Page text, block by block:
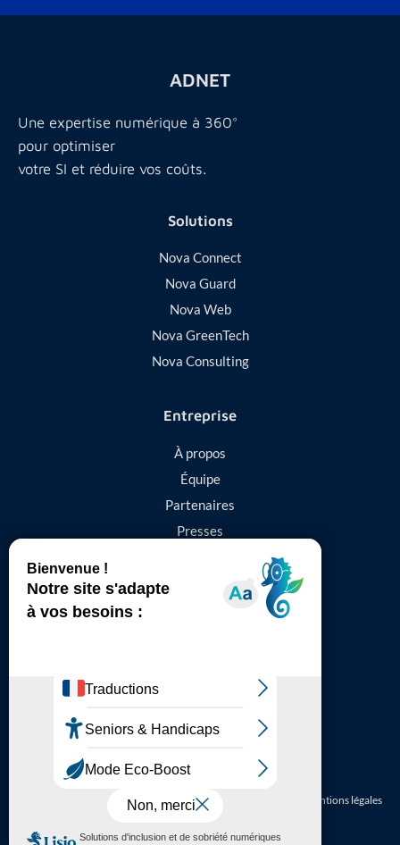
ADNET
Une expertise numérique à 360°
pour optimiser
votre SI et réduire vos coûts.
Solutions
Nova Connect
Nova Guard
Nova Web
Nova GreenTech
Nova Consulting
Entreprise
À propos
Équipe
Partenaires
Presses
844 Avenue Saint-Exupéry,
contact@groupe-adnet.fr
© 2026 ADNET. Tous droits réservés.
Politique de confidentialité – Mentions légales